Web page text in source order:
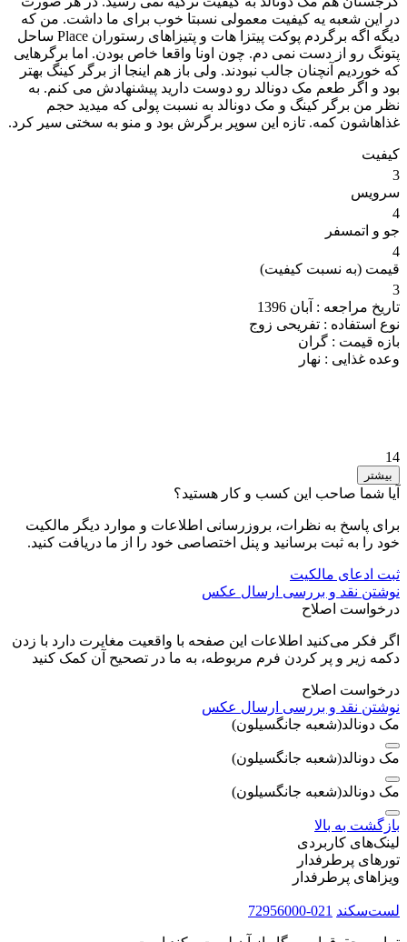
در این شعبه یه کیفیت معمولی نسبتا خوب برای ما داشت. من که
دیگه اگه برگردم پوکت پیتزا هات و پتیزاهای رستوران Place ساحل
پتونگ رو از دست نمی دم. چون اونا واقعا خاص بودن. اما برگرهایی
که خوردیم آنچنان جالب نبودند. ولی باز هم اینجا از برگر کینگ بهتر
بود و اگر طعم مک دونالد رو دوست دارید پیشنهادش می کنم. به
نظر من برگر کینگ و مک دونالد به نسبت پولی که میدید حجم
غذاهاشون کمه. تازه این سوپر برگرش بود و منو به سختی سیر کرد.
کیفیت
3
سرویس
4
جو و اتمسفر
4
قیمت (به نسبت کیفیت)
3
تاریخ مراجعه : آبان 1396
نوع استفاده : تفریحی زوج
بازه قیمت : گران
وعده غذایی : نهار
14
بیشتر
آیا شما صاحب این کسب و کار هستید؟
برای پاسخ به نظرات، بروزرسانی اطلاعات و موارد دیگر مالکیت
خود را به ثبت برسانید و پنل اختصاصی خود را از ما دریافت کنید.
ثبت ادعای مالکیت
نوشتن نقد و بررسی ارسال عکس
درخواست اصلاح
اگر فکر می‌کنید اطلاعات این صفحه با واقعیت مغایرت دارد با زدن
دکمه زیر و پر کردن فرم مربوطه، به ما در تصحیح آن کمک کنید
درخواست اصلاح
نوشتن نقد و بررسی ارسال عکس
مک دونالد(شعبه جانگسیلون)
مک دونالد(شعبه جانگسیلون)
مک دونالد(شعبه جانگسیلون)
بازگشت به بالا
لینک‌های کاربردی
تورهای پرطرفدار
ویزاهای پرطرفدار
لست‌سکند 021-72956000